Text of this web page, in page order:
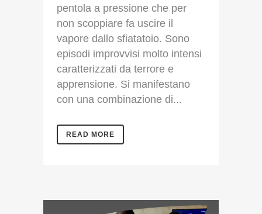
pentola a pressione che per
non scoppiare fa uscire il
vapore dallo sfiatatoio. Sono
episodi improvvisi molto intensi
caratterizzati da terrore e
apprensione. Si manifestano
con una combinazione di...
READ MORE